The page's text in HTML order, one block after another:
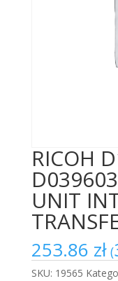
RICOH
UNIT
253.86 zł (
SKU: 19565